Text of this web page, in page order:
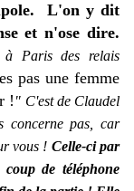
L'on y dit
et n'ose dire.
à Paris des relais
pas une femme
! " C'est de Claudel
concerne pas, car
vous ! Celle-cipar
de téléphone